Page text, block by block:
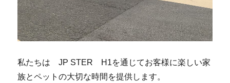
私たちは JP STER H1を通じてお客様に楽しい家
族とペットの大切な時間を提供します。